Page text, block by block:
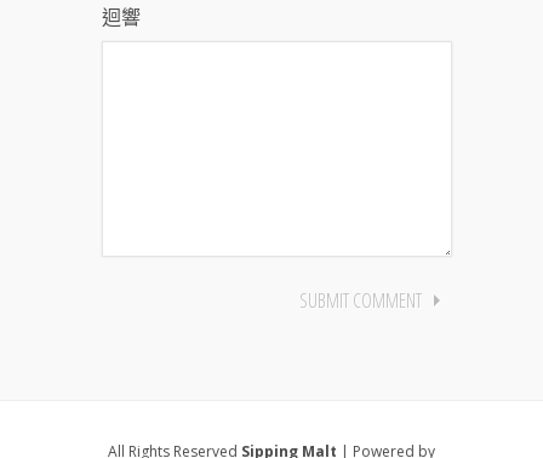
迴響
All Rights Reserved Sipping Malt | Powered by